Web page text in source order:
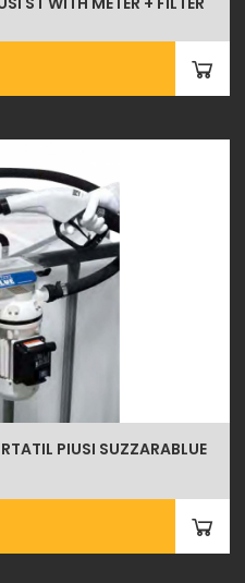
PIUSI SUZZARABLUE